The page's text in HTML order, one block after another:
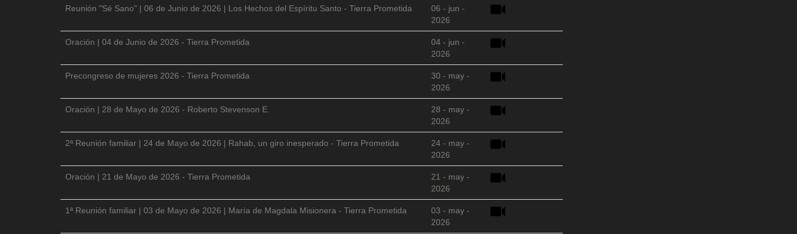
Reunión "Sé Sano" | 06 de Junio de 2026 | Los Hechos del Espíritu Santo - Tierra Prometida
06 - jun -
2026
Oración | 04 de Junio de 2026 - Tierra Prometida
04 - jun -
2026
Precongreso de mujeres 2026 - Tierra Prometida
30 - may -
2026
Oración | 28 de Mayo de 2026 - Roberto Stevenson E.
28 - may -
2026
2ª Reunión familiar | 24 de Mayo de 2026 | Rahab, un giro inesperado - Tierra Prometida
24 - may -
2026
Oración | 21 de Mayo de 2026 - Tierra Prometida
21 - may -
2026
1ª Reunión familiar | 03 de Mayo de 2026 | María de Magdala Misionera - Tierra Prometida
03 - may -
2026